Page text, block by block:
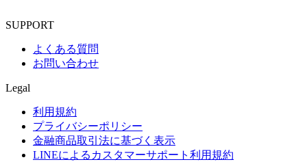
SUPPORT
よくある質問
お問い合わせ
Legal
利用規約
プライバシーポリシー
金融商品取引法に基づく表示
LINEによるカスタマーサポート利用規約